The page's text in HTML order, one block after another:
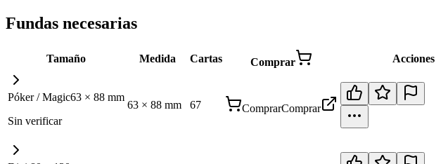
Fundas necesarias
Tamaño Medida Cartas Comprar Acciones
Póker / Magic63 × 88 mm
Sin verificar
63 × 88 mm 67 ComprarComprar